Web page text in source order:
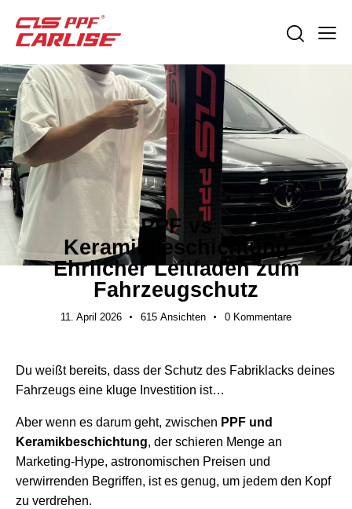
EXPORTLEITFÄDEN
PPF vs
Keramikbeschichtung
Ehrlicher Leitfaden zum
Fahrzeugschutz
11. April 2026 615 Ansichten 0 Kommentare
Du weißt bereits, dass der Schutz des Fabriklacks deines
Fahrzeugs eine kluge Investition ist…
Aber wenn es darum geht, zwischen PPF und
Keramikbeschichtung, der schieren Menge an
Marketing-Hype, astronomischen Preisen und
verwirrenden Begriffen, ist es genug, um jedem den Kopf
zu verdrehen.